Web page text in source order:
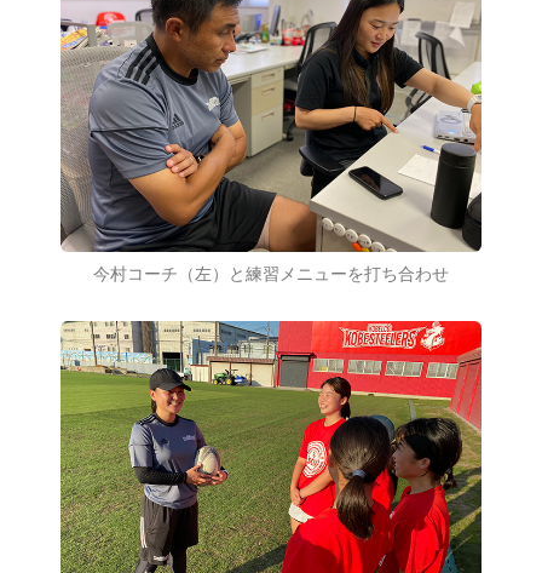
今村コーチ（左）と練習メニューを打ち合わせ